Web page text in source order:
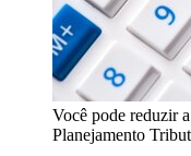
Você pode reduzir
Planejamento